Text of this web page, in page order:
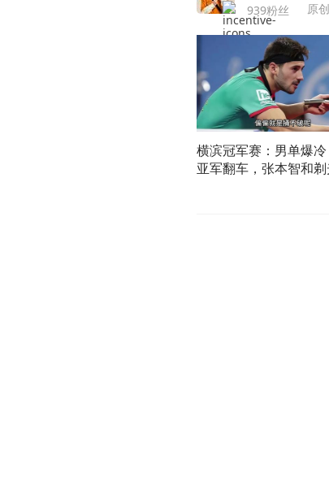
939粉丝 原
横滨冠军赛：男单爆
亚军翻车，张本智和剃